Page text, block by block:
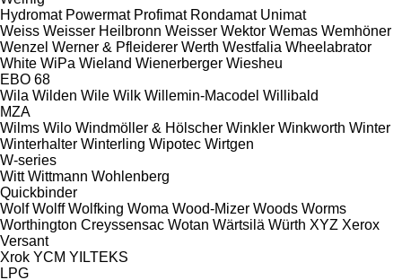
Hydromat Powermat Profimat Rondamat Unimat
Weiss Weisser Heilbronn Weisser Wektor Wemas Wemhöner
Wenzel Werner & Pfleiderer Werth Westfalia Wheelabrator
White WiPa Wieland Wienerberger Wiesheu
EBO 68
Wila Wilden Wile Wilk Willemin-Macodel Willibald
MZA
Wilms Wilo Windmöller & Hölscher Winkler Winkworth Winter
Winterhalter Winterling Wipotec Wirtgen
W-series
Witt Wittmann Wohlenberg
Quickbinder
Wolf Wolff Wolfking Woma Wood-Mizer Woods Worms
Worthington Creyssensac Wotan Wärtsilä Würth XYZ Xerox
Versant
Xrok YCM YILTEKS
LPG